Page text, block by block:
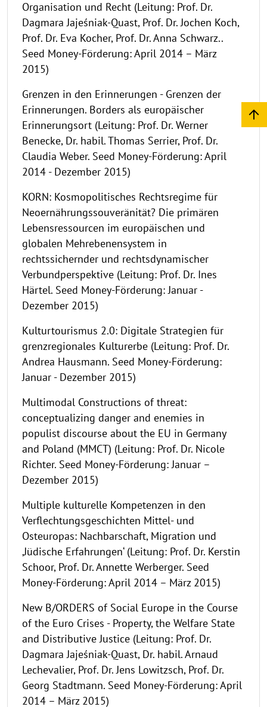
Organisation und Recht (Leitung: Prof. Dr.
Dagmara Jajeśniak-Quast, Prof. Dr. Jochen Koch,
Prof. Dr. Eva Kocher, Prof. Dr. Anna Schwarz..
Seed Money-Förderung: April 2014 – März
2015)
Grenzen in den Erinnerungen - Grenzen der
Erinnerungen. Borders als europäischer
Erinnerungsort (Leitung: Prof. Dr. Werner
Benecke, Dr. habil. Thomas Serrier, Prof. Dr.
Claudia Weber. Seed Money-Förderung: April
2014 - Dezember 2015)
KORN: Kosmopolitisches Rechtsregime für
Neoernährungssouveränität? Die primären
Lebensressourcen im europäischen und
globalen Mehrebenensystem in
rechtssichernder und rechtsdynamischer
Verbundperspektive (Leitung: Prof. Dr. Ines
Härtel. Seed Money-Förderung: Januar -
Dezember 2015)
Kulturtourismus 2.0: Digitale Strategien für
grenzregionales Kulturerbe (Leitung: Prof. Dr.
Andrea Hausmann. Seed Money-Förderung:
Januar - Dezember 2015)
Multimodal Constructions of threat:
conceptualizing danger and enemies in
populist discourse about the EU in Germany
and Poland (MMCT) (Leitung: Prof. Dr. Nicole
Richter. Seed Money-Förderung: Januar –
Dezember 2015)
Multiple kulturelle Kompetenzen in den
Verflechtungsgeschichten Mittel- und
Osteuropas: Nachbarschaft, Migration und
‚Jüdische Erfahrungen‘ (Leitung: Prof. Dr. Kerstin
Schoor, Prof. Dr. Annette Werberger. Seed
Money-Förderung: April 2014 – März 2015)
New B/ORDERS of Social Europe in the Course
of the Euro Crises - Property, the Welfare State
and Distributive Justice (Leitung: Prof. Dr.
Dagmara Jajeśniak-Quast, Dr. habil. Arnaud
Lechevalier, Prof. Dr. Jens Lowitzsch, Prof. Dr.
Georg Stadtmann. Seed Money-Förderung: April
2014 – März 2015)